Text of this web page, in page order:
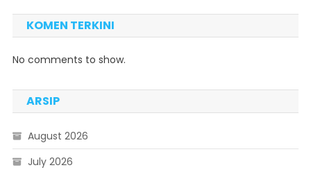
KOMEN TERKINI
No comments to show.
ARSIP
August 2026
July 2026